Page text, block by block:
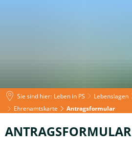
Sie sind hier: Leben in PS Lebenslagen
Ehrenamtskarte
Antragsformular
Antragsformular
ANTRAGSFORMULAR